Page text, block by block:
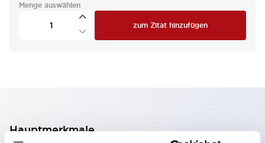
Menge auswählen
zum Zitat hinzufügen
Hauptmerkmale